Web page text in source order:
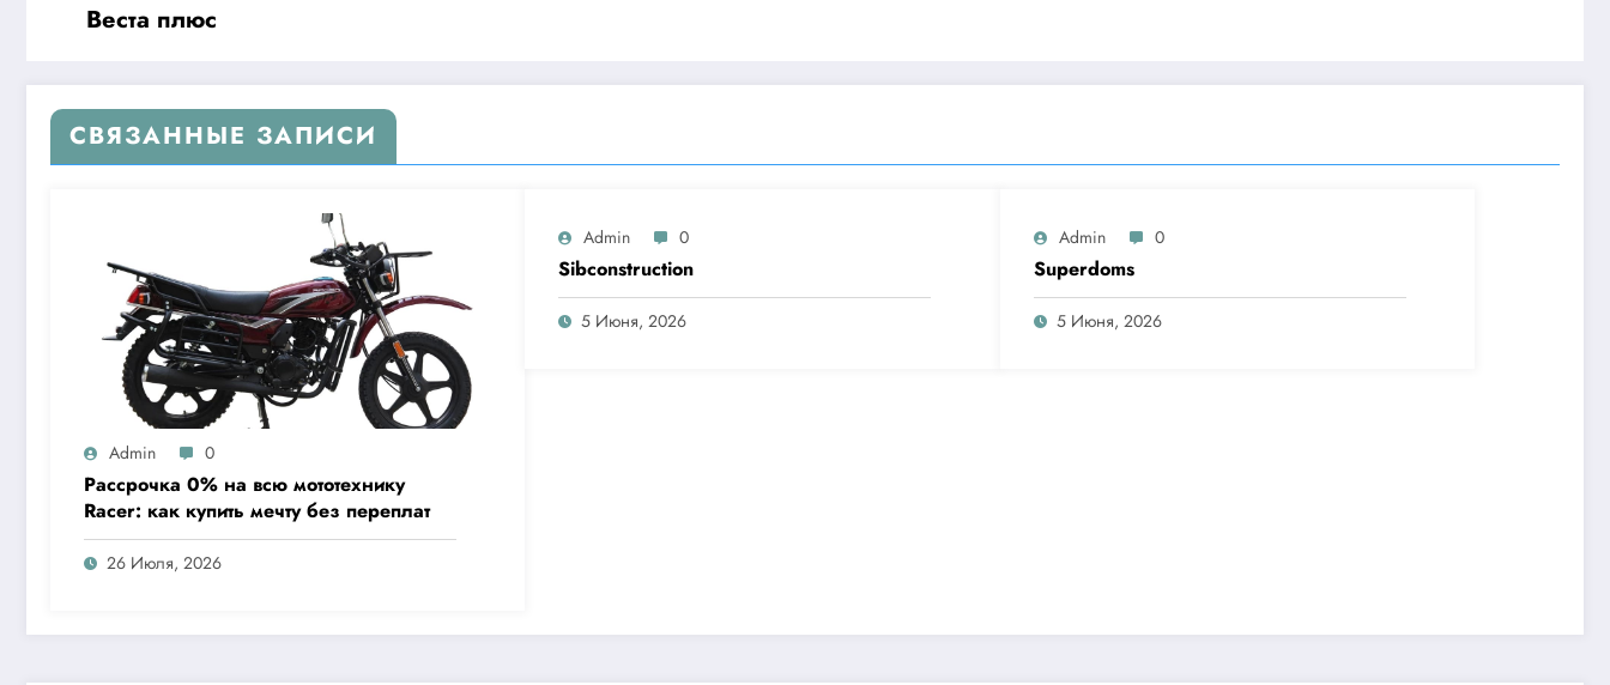
Веста плюс
СВЯЗАННЫЕ ЗАПИСИ
Admin 0
Рассрочка 0% на всю мототехнику
Racer: как купить мечту без переплат
26 Июля, 2026
Admin 0
Sibconstruction
5 Июня, 2026
Admin 0
Superdoms
5 Июня, 2026